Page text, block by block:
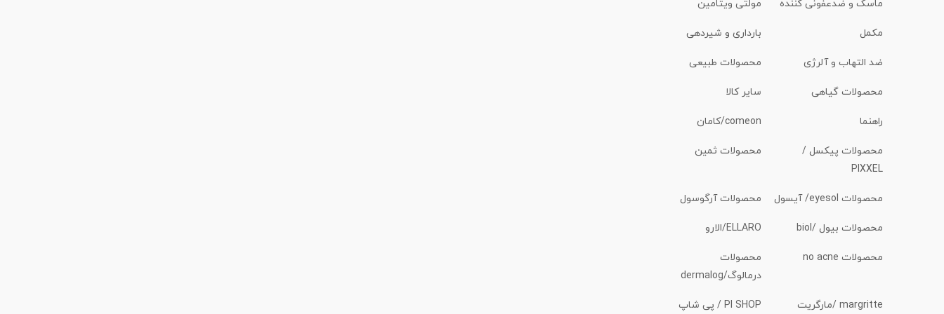
ماسک و ضدعفونی کننده مولتی ویتامین
مکمل بارداری و شیردهی
ضد التهاب و آلرژی محصولات طبیعی
محصولات گیاهی سایر کالا
راهنما comeon/کامان
محصولات پیکسل /
PIXXEL
محصولات ثمین
محصولات eyesol/ آیسول محصولات آرگوسول
محصولات بیول /biol ELLARO/الارو
محصولات no acne
محصولات
درمالوگ/dermalog
margritte /مارگریت PI SHOP / پی شاپ